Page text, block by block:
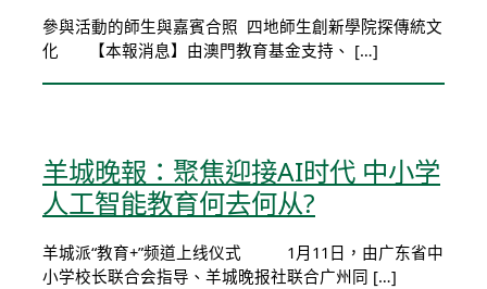
參與活動的師生與嘉賓合照 四地師生創新學院探傳統文
化 【本報消息】由澳門教育基金支持、 […]
羊城晚報：聚焦迎接AI时代 中小学
人工智能教育何去何从?
羊城派“教育+”频道上线仪式 1月11日，由广东省中
小学校长联合会指导、羊城晚报社联合广州同 […]